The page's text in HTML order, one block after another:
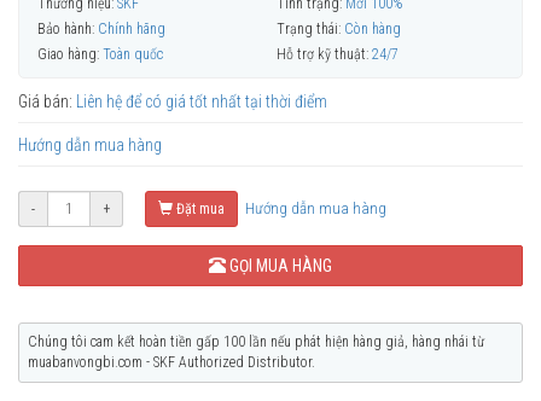
Bảo hành: Chính hãng Trạng thái: Còn hàng
Giao hàng: Toàn quốc Hỗ trợ kỹ thuật: 24/7
Giá bán: Liên hệ để có giá tốt nhất tại thời điểm
Hướng dẫn mua hàng
- + Đặt mua Hướng dẫn mua hàng
GỌI MUA HÀNG
Chúng tôi cam kết hoàn tiền gấp 100 lần nếu phát hiện hàng giả, hàng nhái từ
muabanvongbi.com - SKF Authorized Distributor.